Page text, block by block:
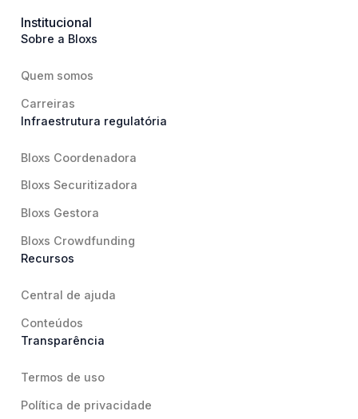
Institucional
Sobre a Bloxs
Quem somos
Carreiras
Infraestrutura regulatória
Bloxs Coordenadora
Bloxs Securitizadora
Bloxs Gestora
Bloxs Crowdfunding
Recursos
Central de ajuda
Conteúdos
Transparência
Termos de uso
Política de privacidade